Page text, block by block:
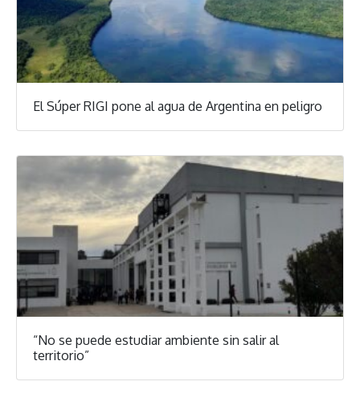
El Súper RIGI pone al agua de Argentina en peligro
“No se puede estudiar ambiente sin salir al
territorio”